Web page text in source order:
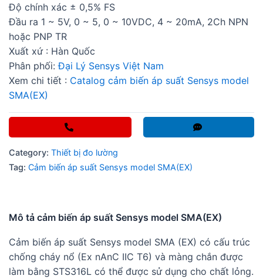
Độ chính xác ± 0,5% FS
Đầu ra 1 ~ 5V, 0 ~ 5, 0 ~ 10VDC, 4 ~ 20mA, 2Ch NPN
hoặc PNP TR
Xuất xứ : Hàn Quốc
Phân phối:Đại Lý Sensys Việt Nam
Xem chi tiết : Catalog cảm biến áp suất Sensys model
SMA(EX)
Category: Thiết bị đo lường
Tag: Cảm biến áp suất Sensys model SMA(EX)
Mô tả cảm biến áp suất Sensys model SMA(EX)
Cảm biến áp suất Sensys model SMA (EX) có cấu trúc
chống cháy nổ (Ex nAnC IIC T6) và màng chắn được
làm bằng STS316L có thể được sử dụng cho chất lỏng.